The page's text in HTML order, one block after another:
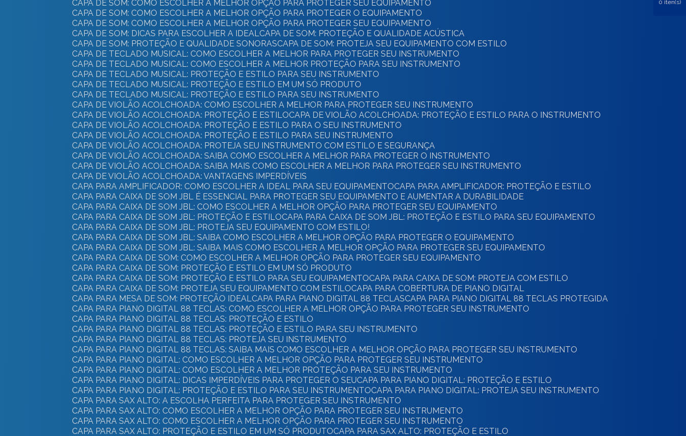
CAPA DE SOM: COMO ESCOLHER A MELHOR OPÇÃO PARA PROTEGER SEU EQUIPAMENTO
CAPA DE SOM: COMO ESCOLHER A MELHOR OPÇÃO PARA PROTEGER O EQUIPAMENTO
CAPA DE SOM: COMO ESCOLHER A MELHOR OPÇÃO PARA PROTEGER SEU EQUIPAMENTO
CAPA DE SOM: DICAS PARA ESCOLHER A IDEAL CAPA DE SOM: PROTEÇÃO E QUALIDADE ACÚSTICA
CAPA DE SOM: PROTEÇÃO E QUALIDADE SONORAS
CAPA DE SOM: PROTEJA SEU EQUIPAMENTO COM ESTILO
CAPA DE TECLADO MUSICAL: COMO ESCOLHER A MELHOR PARA PROTEGER SEU INSTRUMENTO
CAPA DE TECLADO MUSICAL: COMO ESCOLHER A MELHOR PROTEÇÃO PARA SEU INSTRUMENTO
CAPA DE TECLADO MUSICAL: PROTEÇÃO E ESTILO PARA SEU INSTRUMENTO
CAPA DE TECLADO MUSICAL: PROTEÇÃO E ESTILO EM UM SÓ PRODUTO
CAPA DE TECLADO MUSICAL: PROTEÇÃO E ESTILO PARA SEU INSTRUMENTO
CAPA DE VIOLÃO ACOLCHOADA: COMO ESCOLHER A MELHOR PARA PROTEGER SEU INSTRUMENTO
CAPA DE VIOLÃO ACOLCHOADA: PROTEÇÃO E ESTILO
CAPA DE VIOLÃO ACOLCHOADA: PROTEÇÃO E ESTILO PARA O INSTRUMENTO
CAPA DE VIOLÃO ACOLCHOADA: PROTEÇÃO E ESTILO PARA O SEU INSTRUMENTO
CAPA DE VIOLÃO ACOLCHOADA: PROTEÇÃO E ESTILO PARA SEU INSTRUMENTO
CAPA DE VIOLÃO ACOLCHOADA: PROTEJA SEU INSTRUMENTO COM ESTILO E SEGURANÇA
CAPA DE VIOLÃO ACOLCHOADA: SAIBA COMO ESCOLHER A MELHOR PARA PROTEGER O INSTRUMENTO
CAPA DE VIOLÃO ACOLCHOADA: SAIBA MAIS COMO ESCOLHER A MELHOR PARA PROTEGER SEU INSTRUMENTO
CAPA DE VIOLÃO ACOLCHOADA: VANTAGENS IMPERDÍVEIS
CAPA PARA AMPLIFICADOR: COMO ESCOLHER A IDEAL PARA SEU EQUIPAMENTO
CAPA PARA AMPLIFICADOR: PROTEÇÃO E ESTILO
CAPA PARA CAIXA DE SOM JBL É ESSENCIAL PARA PROTEGER SEU EQUIPAMENTO E AUMENTAR A DURABILIDADE
CAPA PARA CAIXA DE SOM JBL: COMO ESCOLHER A MELHOR OPÇÃO PARA PROTEGER SEU EQUIPAMENTO
CAPA PARA CAIXA DE SOM JBL: PROTEÇÃO E ESTILO
CAPA PARA CAIXA DE SOM JBL: PROTEÇÃO E ESTILO PARA SEU EQUIPAMENTO
CAPA PARA CAIXA DE SOM JBL: PROTEJA SEU EQUIPAMENTO COM ESTILO!
CAPA PARA CAIXA DE SOM JBL: SAIBA COMO ESCOLHER A MELHOR OPÇÃO PARA PROTEGER O EQUIPAMENTO
CAPA PARA CAIXA DE SOM JBL: SAIBA MAIS COMO ESCOLHER A MELHOR OPÇÃO PARA PROTEGER SEU EQUIPAMENTO
CAPA PARA CAIXA DE SOM: COMO ESCOLHER A MELHOR OPÇÃO PARA PROTEGER SEU EQUIPAMENTO
CAPA PARA CAIXA DE SOM: PROTEÇÃO E ESTILO EM UM SÓ PRODUTO
CAPA PARA CAIXA DE SOM: PROTEÇÃO E ESTILO PARA SEU EQUIPAMENTO
CAPA PARA CAIXA DE SOM: PROTEJA COM ESTILO
CAPA PARA CAIXA DE SOM: PROTEJA SEU EQUIPAMENTO COM ESTILO
CAPA PARA COBERTURA DE PIANO DIGITAL
CAPA PARA MESA DE SOM: PROTEÇÃO IDEAL CAPA PARA PIANO DIGITAL 88 TECLAS
CAPA PARA PIANO DIGITAL 88 TECLAS PROTEGIDA
CAPA PARA PIANO DIGITAL 88 TECLAS: COMO ESCOLHER A MELHOR OPÇÃO PARA PROTEGER SEU INSTRUMENTO
CAPA PARA PIANO DIGITAL 88 TECLAS: PROTEÇÃO E ESTILO
CAPA PARA PIANO DIGITAL 88 TECLAS: PROTEÇÃO E ESTILO PARA SEU INSTRUMENTO
CAPA PARA PIANO DIGITAL 88 TECLAS: PROTEJA SEU INSTRUMENTO
CAPA PARA PIANO DIGITAL 88 TECLAS: SAIBA MAIS COMO ESCOLHER A MELHOR OPÇÃO PARA PROTEGER SEU INSTRUMENTO
CAPA PARA PIANO DIGITAL: COMO ESCOLHER A MELHOR OPÇÃO PARA PROTEGER SEU INSTRUMENTO
CAPA PARA PIANO DIGITAL: COMO ESCOLHER A MELHOR PROTEÇÃO PARA SEU INSTRUMENTO
CAPA PARA PIANO DIGITAL: DICAS IMPERDÍVEIS PARA PROTEGER O SEU
CAPA PARA PIANO DIGITAL: PROTEÇÃO E ESTILO
CAPA PARA PIANO DIGITAL: PROTEÇÃO E ESTILO PARA SEU INSTRUMENTO
CAPA PARA PIANO DIGITAL: PROTEJA SEU INSTRUMENTO
CAPA PARA SAX ALTO: A ESCOLHA PERFEITA PARA PROTEGER SEU INSTRUMENTO
CAPA PARA SAX ALTO: COMO ESCOLHER A MELHOR OPÇÃO PARA PROTEGER SEU INSTRUMENTO
CAPA PARA SAX ALTO: COMO ESCOLHER A MELHOR OPÇÃO PARA PROTEGER SEU INSTRUMENTO
CAPA PARA SAX ALTO: PROTEÇÃO E ESTILO EM UM SÓ PRODUTO
CAPA PARA SAX ALTO: PROTEÇÃO E ESTILO
0 iten(s)